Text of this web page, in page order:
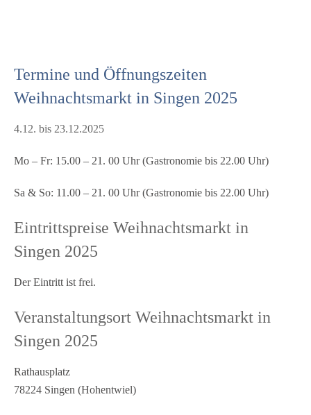
Termine und Öffnungszeiten
Weihnachtsmarkt in Singen 2025
4.12. bis 23.12.2025
Mo – Fr: 15.00 – 21. 00 Uhr (Gastronomie bis 22.00 Uhr)
Sa & So: 11.00 – 21. 00 Uhr (Gastronomie bis 22.00 Uhr)
Eintrittspreise Weihnachtsmarkt in
Singen 2025
Der Eintritt ist frei.
Veranstaltungsort Weihnachtsmarkt in
Singen 2025
Rathausplatz
78224 Singen (Hohentwiel)